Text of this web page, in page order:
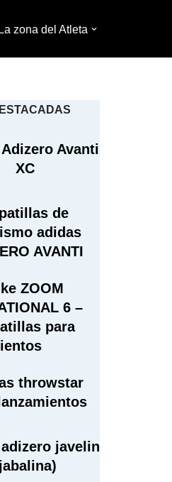
La zona del Atleta
Avanti
XC
de
adidas
AVANTI
ZOOM
6 –
para
throwstar
javelin